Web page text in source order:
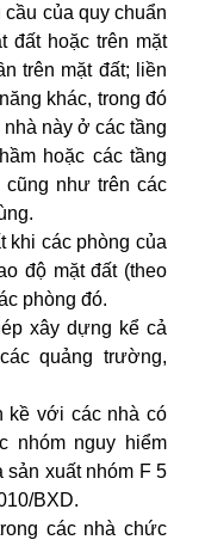
của quy chuẩn
đất hoặc trên mặt
trên mặt đất; liền
khác, trong đó
này ở các tầng
hoặc các tầng
như trên các
các phòng của
độ mặt đất (theo
phòng đó.
xây dựng kể cả
quảng trường,
kề với các nhà có
nhóm nguy hiểm
sản xuất nhóm F 5
BXD.
các nhà chức